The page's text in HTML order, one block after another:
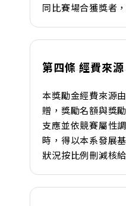
同比賽場合獲獎者
第四條 經費來源
本獎勵金經費來源
贈，獎勵名額與獎
支應並依競賽屬性
時，得以本系發展
狀況按比例刪減核